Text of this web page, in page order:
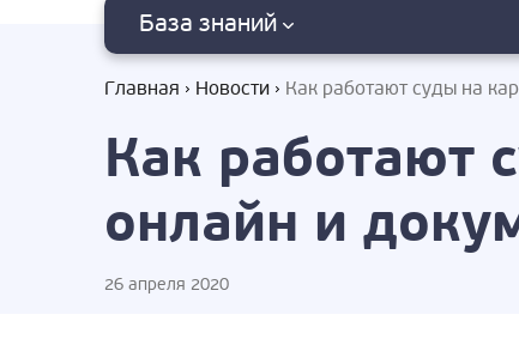
База знаний
Главная Новости Как работают суды на
Как работают
онлайн и
26 апреля 2020